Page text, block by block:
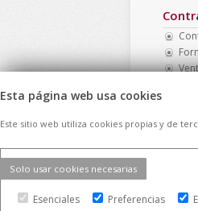
Esta página web usa cookies
Este sitio web utiliza cookies propias y de
Solo usar cookies necesarias
Esenciales Preferencias